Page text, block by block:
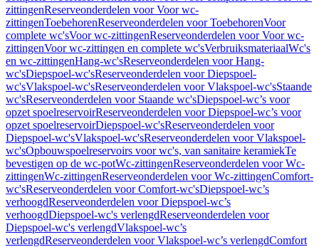
zittingenReserveonderdelen voor Voor wc-
zittingenToebehorenReserveonderdelen voor ToebehorenVoor
complete wc'sVoor wc-zittingenReserveonderdelen voor Voor wc-
zittingenVoor wc-zittingen en complete wc'sVerbruiksmateriaalWc's
en wc-zittingenHang-wc'sReserveonderdelen voor Hang-
wc'sDiepspoel-wc'sReserveonderdelen voor Diepspoel-
wc'sVlakspoel-wc'sReserveonderdelen voor Vlakspoel-wc'sStaande
wc'sReserveonderdelen voor Staande wc'sDiepspoel-wc’s voor
opzet spoelreservoirReserveonderdelen voor Diepspoel-wc’s voor
opzet spoelreservoirDiepspoel-wc'sReserveonderdelen voor
Diepspoel-wc'sVlakspoel-wc'sReserveonderdelen voor Vlakspoel-
wc'sOpbouwspoelreservoirs voor wc's, van sanitaire keramiekTe
bevestigen op de wc-potWc-zittingenReserveonderdelen voor Wc-
zittingenWc-zittingenReserveonderdelen voor Wc-zittingenComfort-
wc'sReserveonderdelen voor Comfort-wc'sDiepspoel-wc’s
verhoogdReserveonderdelen voor Diepspoel-wc’s
verhoogdDiepspoel-wc's verlengdReserveonderdelen voor
Diepspoel-wc's verlengdVlakspoel-wc’s
verlengdReserveonderdelen voor Vlakspoel-wc’s verlengdComfort